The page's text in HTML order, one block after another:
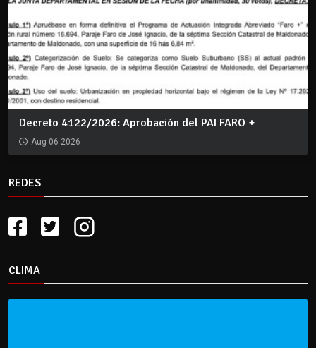
Decreto 4122/2026: Aprobación del PAI FARO +
Aug 06 2026
REDES
CLIMA